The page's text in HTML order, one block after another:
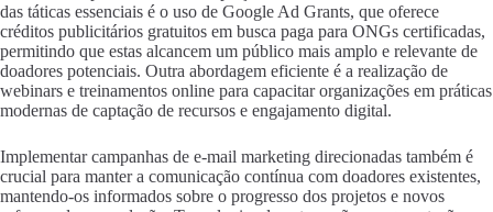
das táticas essenciais é o uso de Google Ad Grants, que oferece
créditos publicitários gratuitos em busca paga para ONGs certificadas,
permitindo que estas alcancem um público mais amplo e relevante de
doadores potenciais. Outra abordagem eficiente é a realização de
webinars e treinamentos online para capacitar organizações em práticas
modernas de captação de recursos e engajamento digital.
Implementar campanhas de e-mail marketing direcionadas também é
crucial para manter a comunicação contínua com doadores existentes,
mantendo-os informados sobre o progresso dos projetos e novos